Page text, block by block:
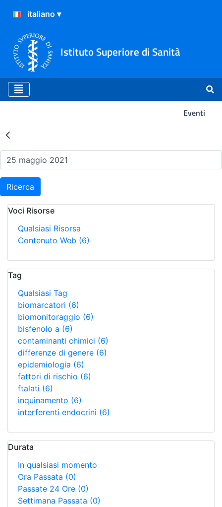
Istituto Superiore di Sanità
Eventi
Risultati della Ricerca -
Ricerca
Voci Risorse
Qualsiasi Risorsa
Contenuto Web (6)
Tag
Qualsiasi Tag
biomarcatori (6)
biomonitoraggio (6)
bisfenolo a (6)
contaminanti chimici (6)
differenze di genere (6)
epidemiologia (6)
fattori di rischio (6)
ftalati (6)
inquinamento (6)
interferenti endocrini (6)
Durata
In qualsiasi momento
Ora Passata (0)
Passate 24 Ore (0)
Settimana Passata (0)